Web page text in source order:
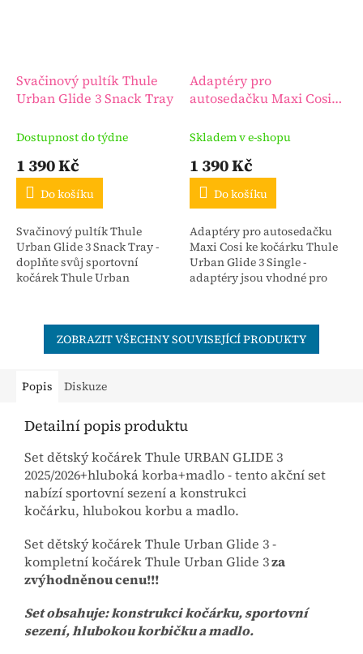
Svačinový pultík Thule
Urban Glide 3 Snack Tray
Dostupnost do týdne
1 390 Kč
Do košíku
Svačinový pultík Thule
Urban Glide 3 Snack Tray -
doplňte svůj sportovní
kočárek Thule Urban
Adaptéry pro
autosedačku Maxi Cosi
Glide 3 Single
Skladem v e-shopu
1 390 Kč
Do košíku
Adaptéry pro autosedačku
Maxi Cosi ke kočárku Thule
Urban Glide 3 Single -
adaptéry jsou vhodné pro
ZOBRAZIT VŠECHNY SOUVISEJÍCÍ PRODUKTY
Popis Diskuze
Detailní popis produktu
Set dětský kočárek Thule URBAN GLIDE 3
2025/2026+hluboká korba+madlo - tento akční set
nabízí sportovní sezení a konstrukci
kočárku, hlubokou korbu a madlo.
Set dětský kočárek Thule Urban Glide 3 -
kompletní kočárek Thule Urban Glide 3za
zvýhodněnou cenu!!!
Set obsahuje: konstrukci kočárku, sportovní
sezení, hlubokou korbičku a madlo.